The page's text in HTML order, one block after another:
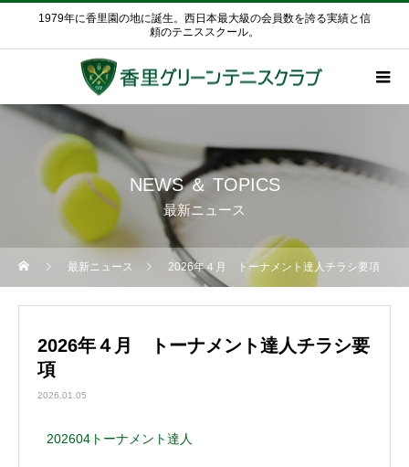
1979年に香里園の地に誕生。西日本最大級の会員数を誇る実績と信
頼のテニススクール。
NEWS ＆ TOPICS
最新ニュース
最新ニュース 2026年４月 トーナメント達人チラシ要項
2026年４月 トーナメント達人チラシ要
項
2026.01.05
202604トーナメント達人